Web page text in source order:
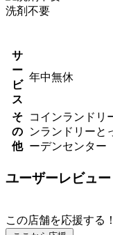
洗剤不要
サ
ー
ビ
ス
年中無休
そ
の
他
コインランドリ
ンランドリーと
ーデンセンター
ユーザーレビュー
この店舗を応援する！